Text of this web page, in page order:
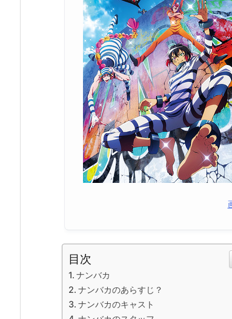
目次
ナンバカ
ナンバカのあらすじ？
ナンバカのキャスト